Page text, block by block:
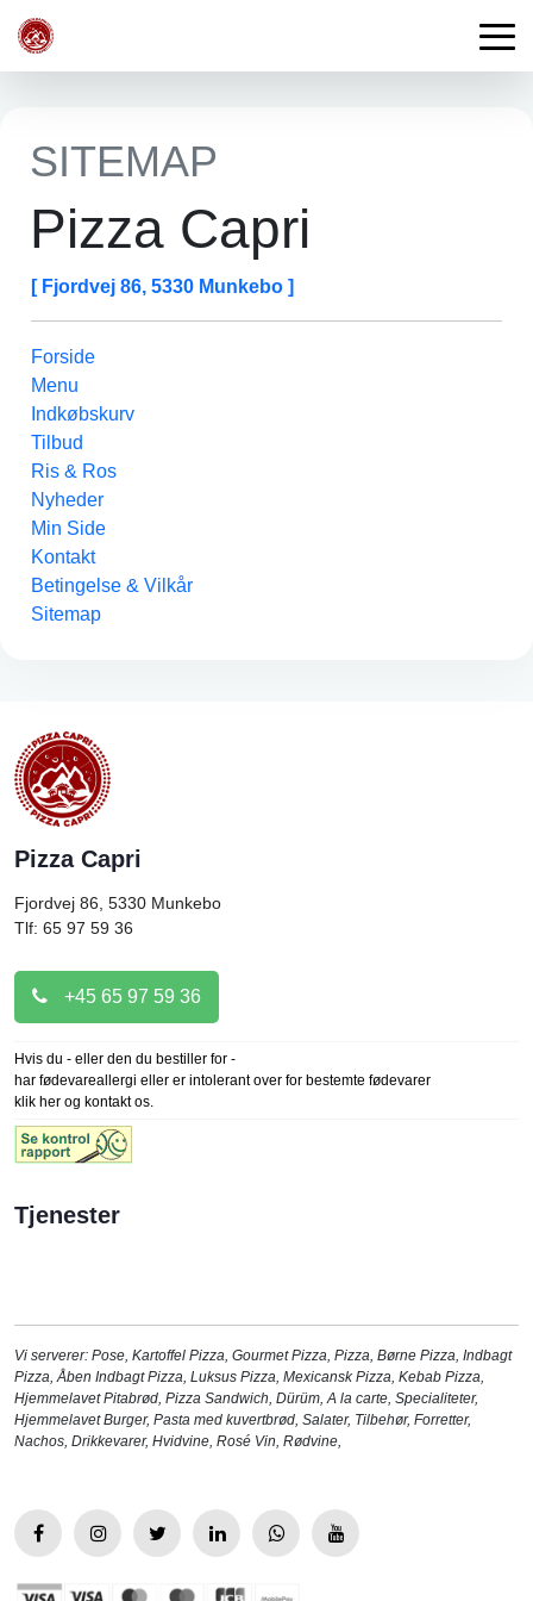
SITEMAP
Pizza Capri
[ Fjordvej 86, 5330 Munkebo ]
Forside
Menu
Indkøbskurv
Tilbud
Ris & Ros
Nyheder
Min Side
Kontakt
Betingelse & Vilkår
Sitemap
Pizza Capri
Fjordvej 86, 5330 Munkebo
Tlf: 65 97 59 36
+45 65 97 59 36
Hvis du - eller den du bestiller for -
har fødevareallergi eller er intolerant over for bestemte fødevarer
klik her og kontakt os.
Tjenester
Vi serverer: Pose, Kartoffel Pizza, Gourmet Pizza, Pizza, Børne Pizza, Indbagt
Pizza,Åben Indbagt Pizza, Luksus Pizza, Mexicansk Pizza, Kebab Pizza,
Hjemmelavet Pitabrød, Pizza Sandwich, Dürüm,A la carte, Specialiteter,
Hjemmelavet Burger, Pasta med kuvertbrød, Salater, Tilbehør, Forretter,
Nachos, Drikkevarer, Hvidvine, Rosé Vin, Rødvine,